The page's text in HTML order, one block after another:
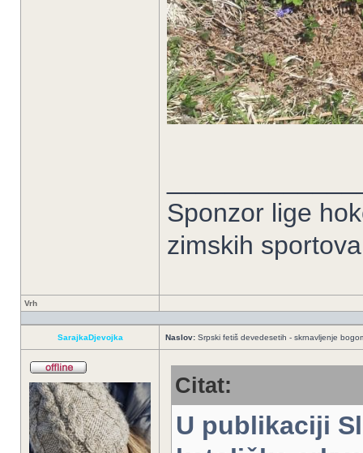
Sponzor lige
zimskih
Vrh
SarajkaDjevojka Naslov: Srpski fetiš devedesetih - skrnavljenje
Citat:
U publikaciji